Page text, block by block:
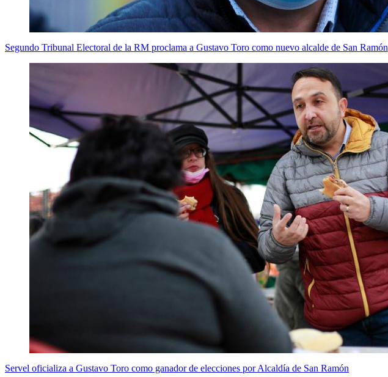
Segundo Tribunal Electoral de la RM proclama a Gustavo Toro como nuevo alcalde de San Ramón
Servel oficializa a Gustavo Toro como ganador de elecciones por Alcaldía de San Ramón